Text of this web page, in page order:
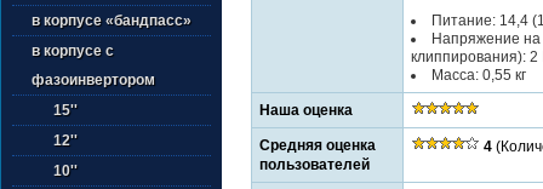
в корпусе «бандпасс»
в корпусе с
фазоинвертором
15''
12''
10''
Питание: 14,4
Напряжение на
клиппирования): 2
Масса: 0,55 кг
Наша оценка
Средняя оценка
пользователей
4